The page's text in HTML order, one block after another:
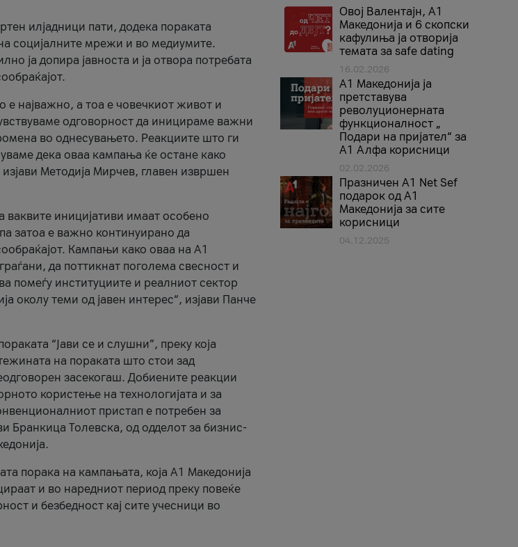
илјадници пати, додека пораката
социјалните мрежи и во медиумите.
ја допира јавноста и ја отвора потребата
е најважно, а тоа е човечкиот живот и
одговорност да иницираме важни
во однесувањето. Реакциите што ги
дека оваа кампања ќе остане како
Методија Мирчев, главен извршен
ваквите иницијативи имаат особено
затоа е важно континуирано да
Кампањи како оваа на A1
да поттикнат поголема свесност и
помеѓу институциите и реалниот сектор
околу теми од јавен интерес“, изјави Панче
“Јави се и слушни”, преку која
на пораката што стои зад
засекогаш. Добиените реакции
користење на технологијата и за
пристап е потребен за
Бранкица Толевска, од одделот за бизнис-
порака на кампањата, која A1 Македонија
и во наредниот период преку повеќе
и безбедност кај сите учесници во
Овој Валентајн, A1
Македонија и 6 скопски
кафулиња ја отворија
темата за safe dating
16.02.2026
А1 Македонија ја
претставува
револуционерната
функционалност „
Подари на пријател“ за
А1 Алфа корисници
02.02.2026
Празничен A1 Net Sеf
подарок од А1
Македонија за сите
корисници
04.12.2025